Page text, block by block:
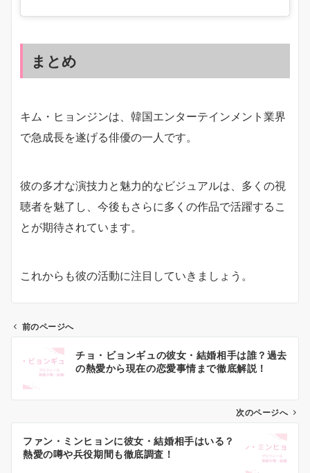
まとめ
キム・ヒョンジンは、韓国エンターテインメント業界
で急成長を遂げる俳優の一人です。
彼の多才な演技力と魅力的なビジュアルは、多くの視
聴者を魅了し、今後もさらに多くの作品で活躍するこ
とが期待されています。
これからも彼の活動に注目していきましょう。
ビ
前のページへ
チョ・ビョンギュの彼女・結婚相手は誰？過去
の熱愛から現在の恋愛事情まで徹底解説！
次のページへ
ファン・ミンヒョンに彼女・結婚相手はいる？
熱愛の噂や兵役期間も徹底調査！